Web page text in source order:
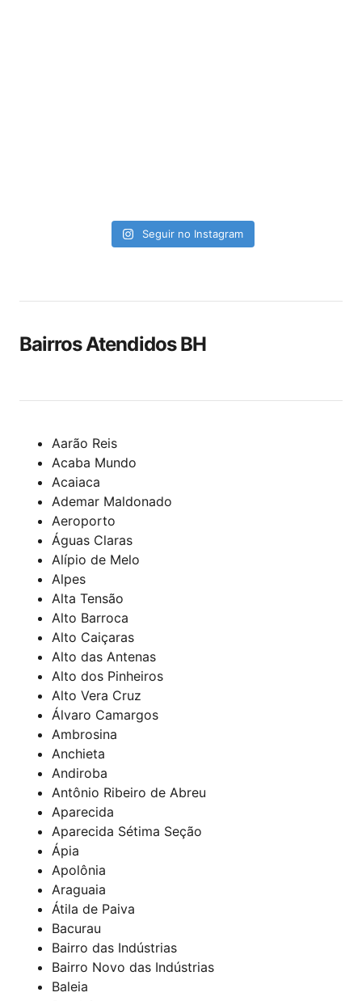
Seguir no Instagram
Bairros Atendidos BH
Aarão Reis
Acaba Mundo
Acaiaca
Ademar Maldonado
Aeroporto
Águas Claras
Alípio de Melo
Alpes
Alta Tensão
Alto Barroca
Alto Caiçaras
Alto das Antenas
Alto dos Pinheiros
Alto Vera Cruz
Álvaro Camargos
Ambrosina
Anchieta
Andiroba
Antônio Ribeiro de Abreu
Aparecida
Aparecida Sétima Seção
Ápia
Apolônia
Araguaia
Átila de Paiva
Bacurau
Bairro das Indústrias
Bairro Novo das Indústrias
Baleia